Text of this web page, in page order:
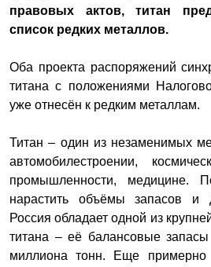
правовых актов, титан
список редких металлов.
Оба проекта распоряжений
титана с положениями
уже отнесён к редким металлам.
Титан – один из незаменимых
автомобилестроении,
промышленности, медицине.
нарастить объёмы запасов и
Россия обладает одной из
титана – её балансовые
миллиона тонн. Еще примерно